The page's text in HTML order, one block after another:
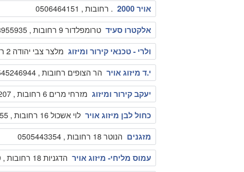
אויר 2000
. רחובות , 0506464151
אלקטרו סעיד טרומפלדור 9 רחובות , 0528955935
ולרי - טכנאי קירור ומיזוג מלצר צבי יהודה 2 רחובות , 0547339474
י.ד מיזוג אויר הר הצופים רחובות , 0545246944
יעקב קירור ומיזוג מזרחי מרים 6 רחובות , 0546363207
כחול לבן מיזוג אויר לוי אשכול 16 רחובות , 0508337055
מזגנים הנוטר 18 רחובות , 0505443354
עמוס מליחי- מיזוג אויר הדגניות 18 רחובות , 0522744819